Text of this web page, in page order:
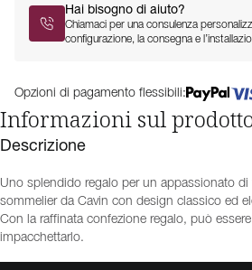
Hai bisogno di aiuto?
Chiamaci per una consulenza
configurazione, la consegna e
Opzioni di pagamento flessibili:
Informazioni sul
Descrizione
Uno splendido regalo per un appassionato di
sommelier da Cavin con design classico ed
Con la raffinata confezione regalo, può
impacchettarlo.